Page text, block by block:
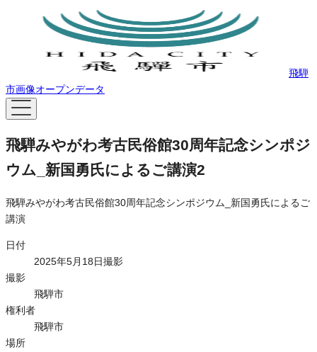
飛騨
市画像オープンデータ
飛騨みやがわ考古民俗館30周年記念シンポジ
ウム_新国勇氏によるご講演2
飛騨みやがわ考古民俗館30周年記念シンポジウム_新国勇氏によるご
講演
日付
2025年5月18日撮影
撮影
飛騨市
権利者
飛騨市
場所